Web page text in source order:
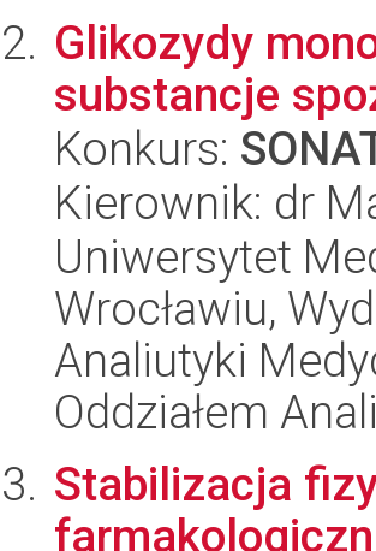
Glikozydy
substancje
Konkurs:
Kierownik: dr
Uniwersytet
Wrocławiu,
Analiutyki
Oddziałem
Stabilizacja